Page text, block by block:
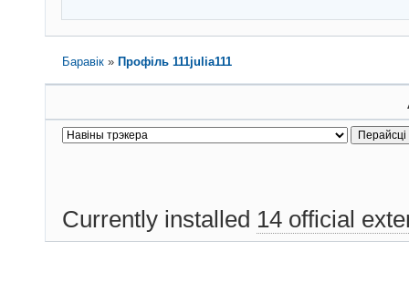
Баравік » Профіль 111julia111
Currently installed 14 official